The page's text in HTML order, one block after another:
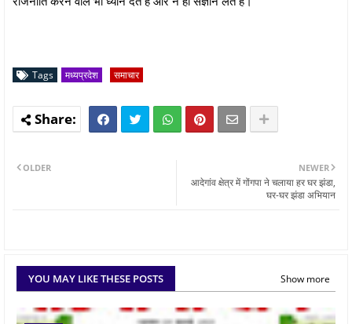
Tags मध्यप्रदेश समाचार
NEWER
आदेगांव क्षेत्र में गोंगपा ने चलाया हर घर झंडा,
घर-घर झंडा अभियान
OLDER
YOU MAY LIKE THESE POSTS Show more